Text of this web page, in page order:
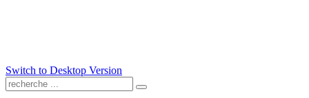
Switch to Desktop Version